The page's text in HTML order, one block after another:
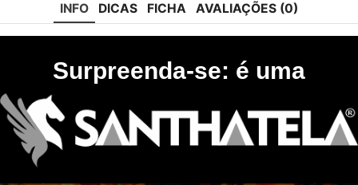
INFO DICAS FICHA AVALIAÇÕES (0)
Surpreenda-se: é uma